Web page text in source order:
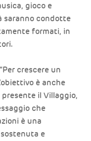
gioco e
saranno condotte
formati, in
crescere un
è anche
il Villaggio,
che
è una
e